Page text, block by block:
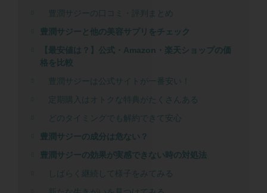
豊潤サジーの口コミ・評判まとめ
豊潤サジーと他の美容サプリをチェック
【最安値は？】公式・Amazon・楽天ショップの価
格を比較
豊潤サジーは公式サイトが一番安い！
定期購入はオトクな特典がたくさんある
どのタイミングでも解約できて安心
豊潤サジーの成分は危ない？
豊潤サジーの効果が実感できない時の対処法
しばらく継続して様子をみてみる